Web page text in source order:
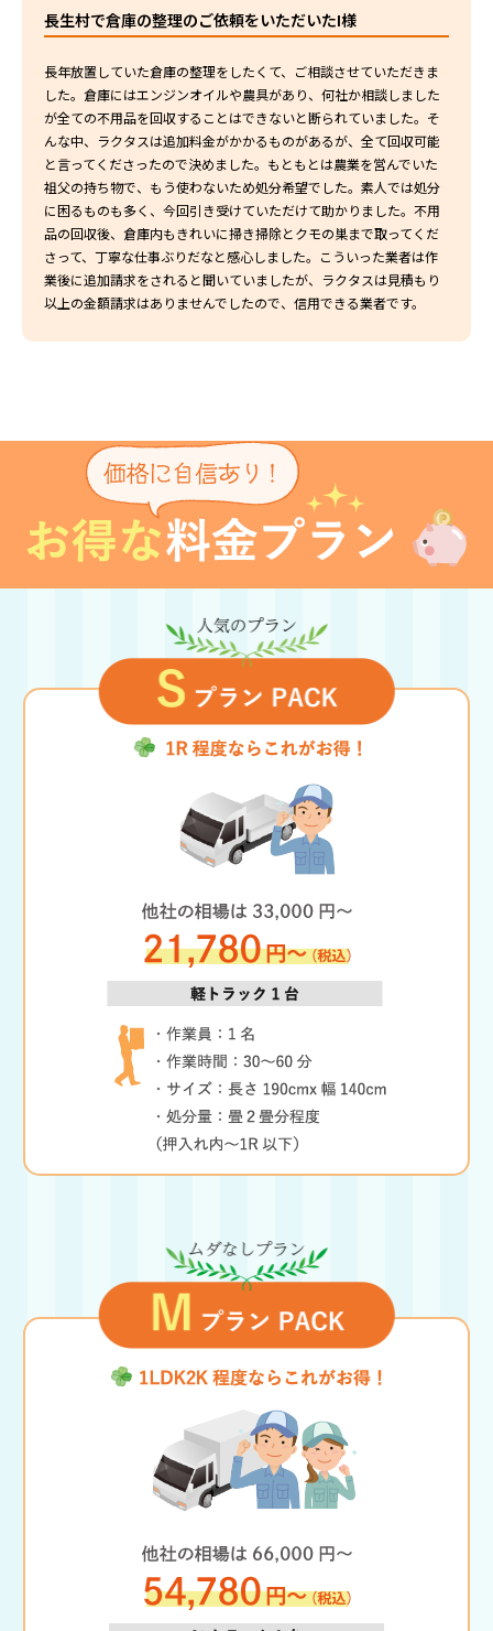
長生村で倉庫の整理のご依頼をいただいたI様
長年放置していた倉庫の整理をしたくて、ご相談させていただきま
した。倉庫にはエンジンオイルや農具があり、何社か相談しました
が全ての不用品を回収することはできないと断られていました。そ
んな中、ラクタスは追加料金がかかるものがあるが、全て回収可能
と言ってくださったので決めました。もともとは農業を営んでいた
祖父の持ち物で、もう使わないため処分希望でした。素人では処分
に困るものも多く、今回引き受けていただけて助かりました。不用
品の回収後、倉庫内もきれいに掃き掃除とクモの巣まで取ってくだ
さって、丁寧な仕事ぶりだなと感心しました。こういった業者は作
業後に追加請求をされると聞いていましたが、ラクタスは見積もり
以上の金額請求はありませんでしたので、信用できる業者です。